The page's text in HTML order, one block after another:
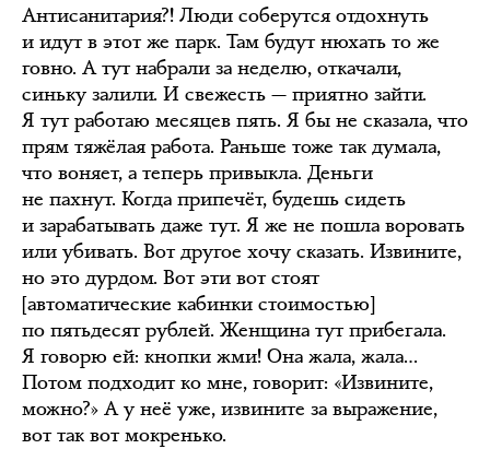
Антисанитария?! Люди соберутся отдохнуть
и идут в этот же парк. Там будут нюхать то же
говно. А тут набрали за неделю, откачали,
синьку залили. И свежесть — приятно зайти.
Я тут работаю месяцев пять. Я бы не сказала, что
прям тяжёлая работа. Раньше тоже так думала,
что воняет, а теперь привыкла. Деньги
не пахнут. Когда припечёт, будешь сидеть
и зарабатывать даже тут. Я же не пошла воровать
или убивать. Вот другое хочу сказать. Извините,
но это дурдом. Вот эти вот стоят
[автоматические кабинки стоимостью]
по пятьдесят рублей. Женщина тут прибегала.
Я говорю ей: кнопки жми! Она жала, жала…
Потом подходит ко мне, говорит: «Извините,
можно?» А у неё уже, извините за выражение,
вот так вот мокренько.